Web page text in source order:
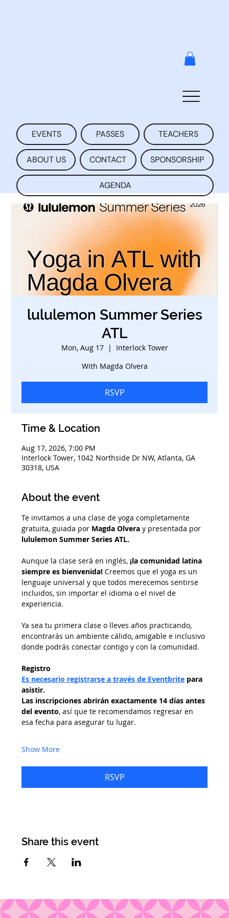
EVENTS PASSES TEACHERS
ABOUT US CONTACT SPONSORSHIP
AGENDA
lululemon Summer Series
ATL
Mon, Aug 17
  |
Interlock Tower
With Magda Olvera
RSVP
Time & Location
Aug 17, 2026, 7:00 PM
Interlock Tower, 1042 Northside Dr NW, Atlanta, GA
30318, USA
About the event
Te invitamos a una clase de yoga completamente
gratuita, guiada por Magda Olvera y presentada por
lululemon Summer Series ATL.
Aunque la clase será en inglés, ¡la comunidad latina
siempre es bienvenida! Creemos que el yoga es un
lenguaje universal y que todos merecemos sentirse
incluidos, sin importar el idioma o el nivel de
experiencia.
Ya sea tu primera clase o lleves años practicando,
encontrarás un ambiente cálido, amigable e inclusivo
donde podrás conectar contigo y con la comunidad.
Registro
Es necesario registrarse a través de Eventbrite para
asistir.
Las inscripciones abrirán exactamente 14 días antes
del evento, así que te recomendamos regresar en
esa fecha para asegurar tu lugar.
Show More
RSVP
Share this event